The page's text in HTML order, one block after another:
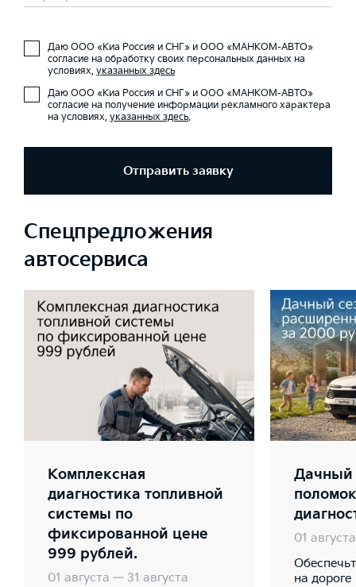
Даю ООО «Киа Россия и СНГ» и ООО «МАНКОМ-АВТО»
согласие на обработку своих персональных данных на
условиях, указанных здесь
Даю ООО «Киа Россия и СНГ» и ООО «МАНКОМ-АВТО»
согласие на получение информации рекламного характера
на условиях, указанных здесь.
Отправить заявку
Спецпредложения
автосервиса
Комплексная
диагностика топливной
системы по
фиксированной цене
999 рублей.
01 августа — 31 августа
Дачный
01
на дороге